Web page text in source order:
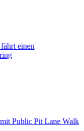
einen
Public Pit Lane Walk